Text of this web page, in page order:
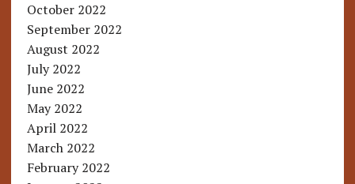
October 2022
September 2022
August 2022
July 2022
June 2022
May 2022
April 2022
March 2022
February 2022